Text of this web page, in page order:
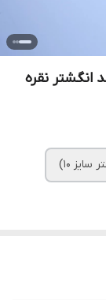
انگشتر نقره
۱۰)